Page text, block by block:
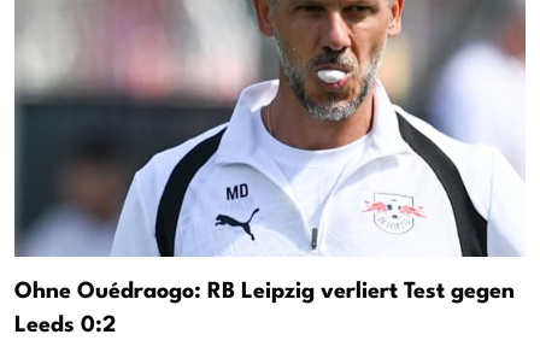
Ohne Ouédraogo: RB Leipzig verliert Test gegen
Leeds 0:2